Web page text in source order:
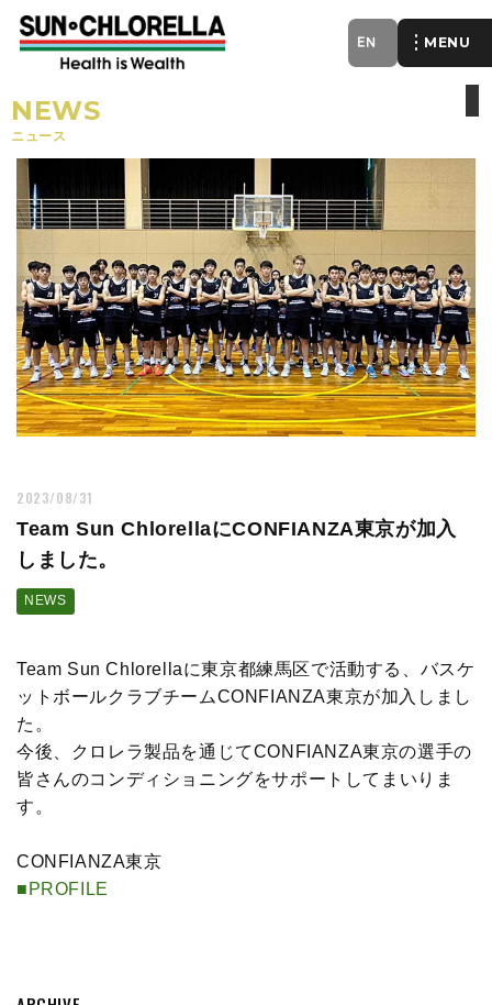
EN
NEWS
ニュース
2023/08/31
Team Sun ChlorellaにCONFIANZA東京が加入
しました。
NEWS
Team Sun Chlorellaに東京都練馬区で活動する、バスケ
ットボールクラブチームCONFIANZA東京が加入しまし
た。
今後、クロレラ製品を通じてCONFIANZA東京の選手の
皆さんのコンディショニングをサポートしてまいりま
す。
CONFIANZA東京
■PROFILE